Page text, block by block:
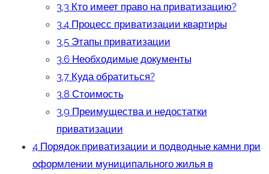
3.3Кто имеет право на приватизацию?
3.4Процесс приватизации квартиры
3.5Этапы приватизации
3.6Необходимые документы
3.7Куда обратиться?
3.8Стоимость
3.9Преимущества и недостатки
приватизации
4Порядок приватизации и подводные камни при
оформлении муниципального жилья в